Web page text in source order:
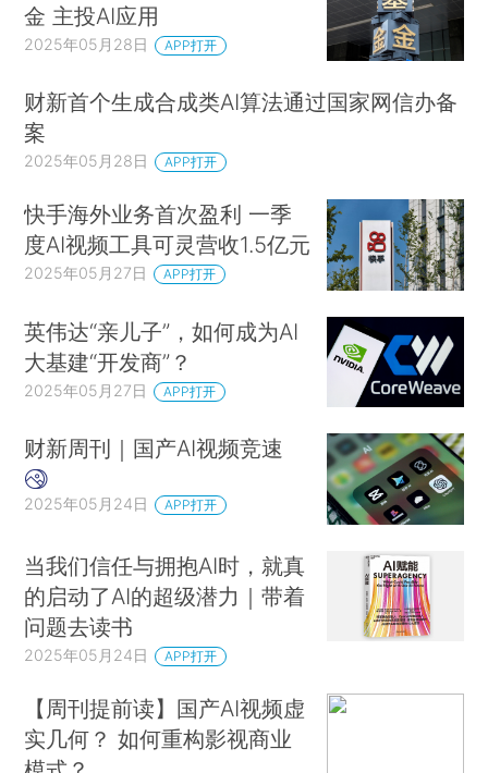
金 主投AI应用
2025年05月28日 APP打开
财新首个生成合成类AI算法通过国家网信办备
案
2025年05月28日 APP打开
快手海外业务首次盈利 一季
度AI视频工具可灵营收1.5亿元
2025年05月27日 APP打开
英伟达“亲儿子”，如何成为AI
大基建“开发商”？
2025年05月27日 APP打开
财新周刊｜国产AI视频竞速
2025年05月24日 APP打开
当我们信任与拥抱AI时，就真
的启动了AI的超级潜力｜带着
问题去读书
2025年05月24日 APP打开
【周刊提前读】国产AI视频虚
实几何？ 如何重构影视商业